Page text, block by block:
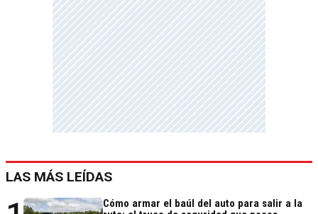
LAS MÁS LEÍDAS
Cómo armar el baúl del auto para salir a la